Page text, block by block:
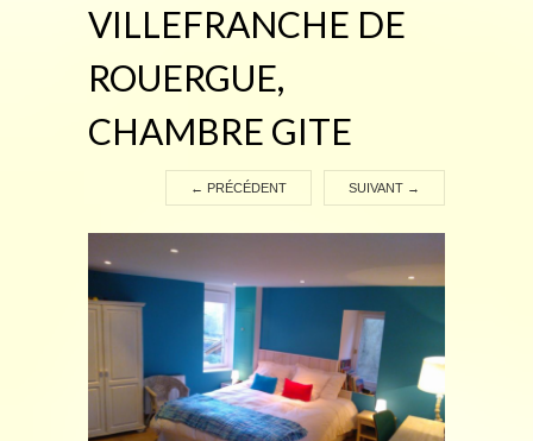
VILLEFRANCHE DE
ROUERGUE,
CHAMBRE GITE
← PRÉCÉDENT SUIVANT →